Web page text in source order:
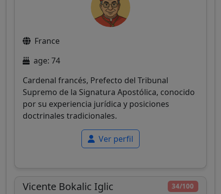
France
age: 74
Cardenal francés, Prefecto del Tribunal
Supremo de la Signatura Apostólica, conocido
por su experiencia jurídica y posiciones
doctrinales tradicionales.
Ver perfil
34/100
Vicente Bokalic Iglic